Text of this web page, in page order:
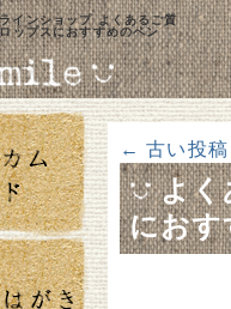
ンショップ よくあるご質
ップスにおすすめのペン
← 古い投稿
よく
におす